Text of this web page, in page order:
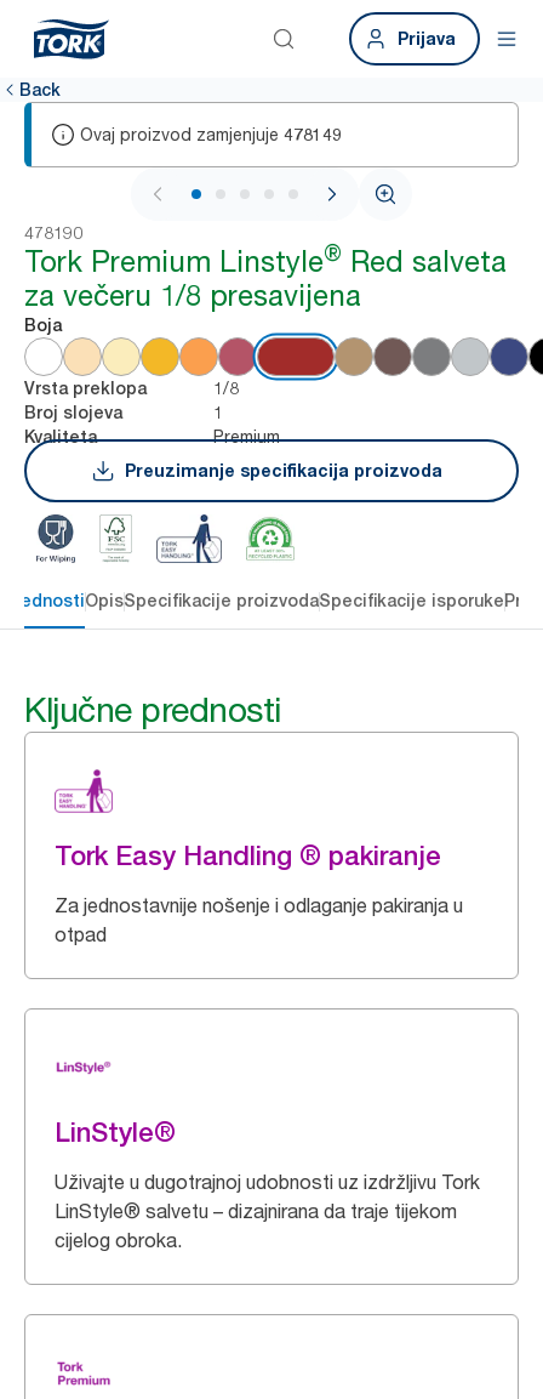
Prijava
Back
Ovaj proizvod zamjenjuje 478149
1 / 6
478190
Tork Premium Linstyle® Red salveta
za večeru 1/8 presavijena
Boja
Vrsta preklopa 1/8
Broj slojeva 1
Kvaliteta
Premium
Preuzimanje specifikacija proizvoda
prednostiOpisSpecifikacije proizvodaSpecifikacije isporuke
Ključne prednosti
Tork Easy Handling ® pakiranje
Za jednostavnije nošenje i odlaganje pakiranja u
otpad
LinStyle®
Uživajte u dugotrajnoj udobnosti uz izdržljivu Tork
LinStyle® salvetu – dizajnirana da traje tijekom
cijelog obroka.